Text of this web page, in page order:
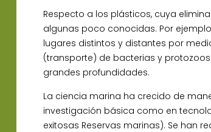
Respecto a los plásticos, cuya
algunas poco conocidas. Por
lugares distintos y distantes por
(transporte) de bacterias y
grandes profundidades.
La ciencia marina ha crecido de
investigación básica como en
exitosas Reservas marinas). Se han